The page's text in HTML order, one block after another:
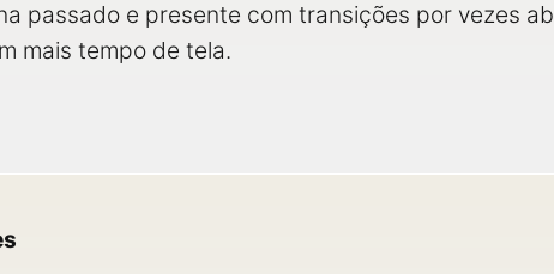
passado e presente com transições por vezes
mais tempo de tela.